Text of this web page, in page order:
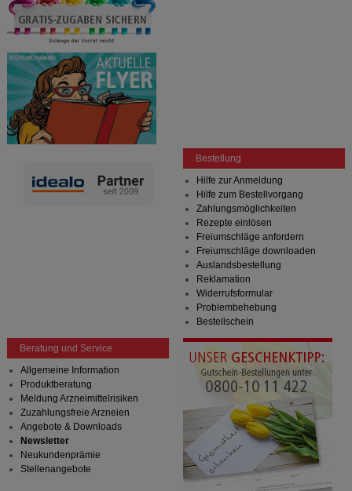
Bestellung
Hilfe zur Anmeldung
Hilfe zum Bestellvorgang
Zahlungsmöglichkeiten
Rezepte einlösen
Freiumschläge anfordern
Freiumschläge downloaden
Auslandsbestellung
Reklamation
Widerrufsformular
Problembehebung
Bestellschein
Beratung und Service
Allgemeine Information
Produktberatung
Meldung Arzneimittelrisiken
Zuzahlungsfreie Arzneien
Angebote & Downloads
Newsletter
Neukundenprämie
Stellenangebote